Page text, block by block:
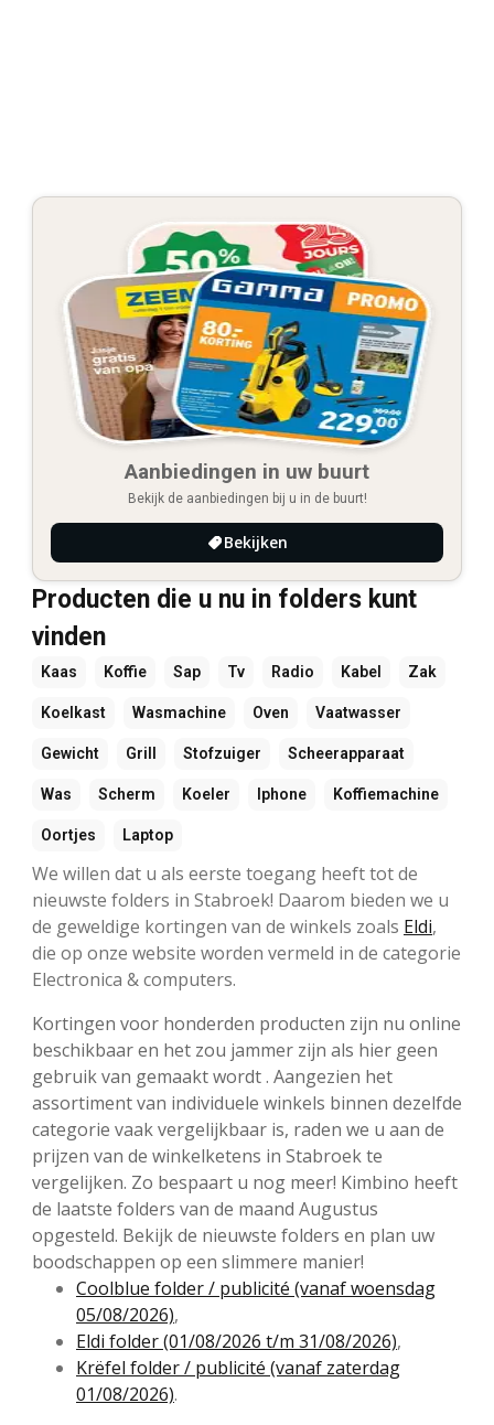
Aanbiedingen in uw buurt
Bekijk de aanbiedingen bij u in de buurt!
Bekijken
Producten die u nu in folders kunt
vinden
Kaas Koffie Sap Tv Radio Kabel Zak
Koelkast Wasmachine Oven Vaatwasser
Gewicht Grill Stofzuiger Scheerapparaat
Was Scherm Koeler Iphone Koffiemachine
Oortjes Laptop
We willen dat u als eerste toegang heeft tot de
nieuwste folders in Stabroek! Daarom bieden we u
de geweldige kortingen van de winkels zoals Eldi,
die op onze website worden vermeld in de categorie
Electronica & computers.
Kortingen voor honderden producten zijn nu online
beschikbaar en het zou jammer zijn als hier geen
gebruik van gemaakt wordt . Aangezien het
assortiment van individuele winkels binnen dezelfde
categorie vaak vergelijkbaar is, raden we u aan de
prijzen van de winkelketens in Stabroek te
vergelijken. Zo bespaart u nog meer! Kimbino heeft
de laatste folders van de maand Augustus
opgesteld. Bekijk de nieuwste folders en plan uw
boodschappen op een slimmere manier!
Coolblue folder / publicité (vanaf woensdag
05/08/2026),
Eldi folder (01/08/2026 t/m 31/08/2026),
Krëfel folder / publicité (vanaf zaterdag
01/08/2026).